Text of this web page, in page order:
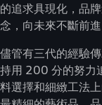
的追求具現化，品
念，向未來不斷前進
儘管有三代的經驗
持用 200 分的努力
料選擇和細緻工法